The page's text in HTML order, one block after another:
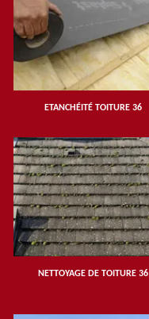
ETANCHÉITÉ TOITURE 36
NETTOYAGE DE TOITURE 36